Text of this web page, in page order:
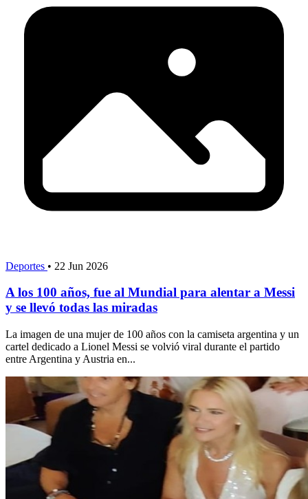
Deportes • 22 Jun 2026
A los 100 años, fue al Mundial para alentar a Messi
y se llevó todas las miradas
La imagen de una mujer de 100 años con la camiseta argentina y un
cartel dedicado a Lionel Messi se volvió viral durante el partido
entre Argentina y Austria en...